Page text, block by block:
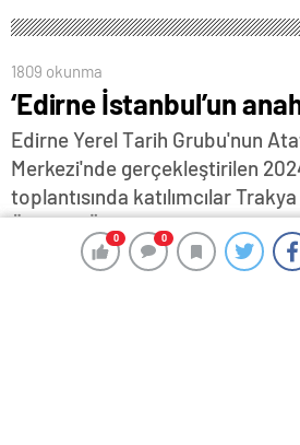
0 0
1809 okunma
‘Edirne İstanbul’un
Edirne Yerel Tarih Grubu'nun
Merkezi'nde gerçekleştirilen
toplantısında katılımcılar
Öğretim Üyesi Yavuz Güner'in
Kentsel Mekanın Değişim
0 0